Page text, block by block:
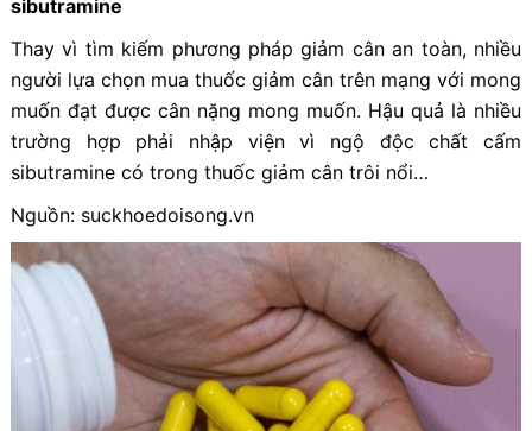
sibutramine
Thay vì tìm kiếm phương pháp giảm cân an toàn, nhiều
người lựa chọn mua thuốc giảm cân trên mạng với mong
muốn đạt được cân nặng mong muốn. Hậu quả là nhiều
trường hợp phải nhập viện vì ngộ độc chất cấm
sibutramine có trong thuốc giảm cân trôi nổi…
Nguồn: suckhoedoisong.vn